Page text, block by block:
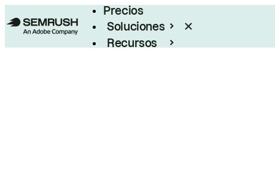
Precios
Soluciones
Recursos